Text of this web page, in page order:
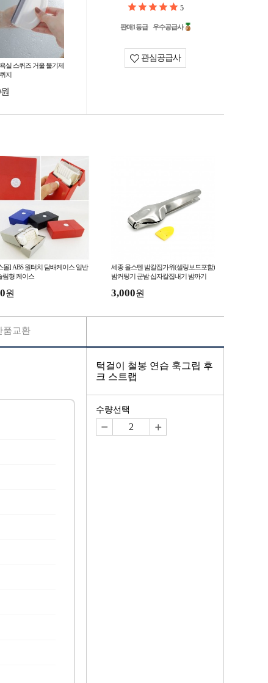
실 스퀴즈 거울 물기제
지
원
5
판매1등급 우수공급사
관심공급사
몰] ABS 원터치 담배케이스 일반
림형 케이스
원
세종 올스텐 밤칼집가위(셀링보드포함)
밤커팅기 군밤 십자칼집내기 밤까기
3,000원
품교환
턱걸이 철봉 연습 훅그립 후
크 스트랩
수량선택